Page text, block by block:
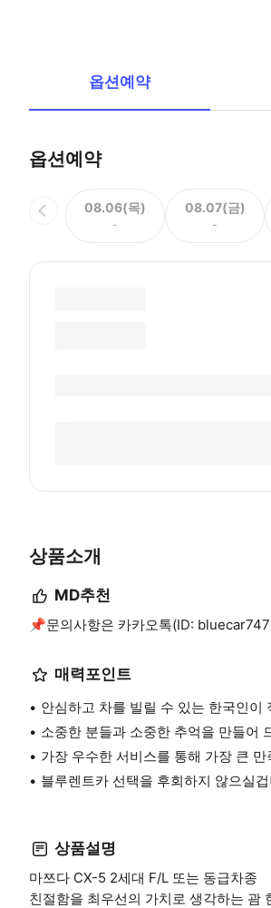
옵션예약
옵션예약
08.06(목)
-
08.07(금)
-
상품소개
MD추천
📌문의사항은 카카오톡(ID:
매력포인트
안심하고 차를 빌릴 수 있는 한국인이
소중한 분들과 소중한 추억을 만들어
가장 우수한 서비스를 통해 가장 큰
블루렌트카 선택을 후회하지 않으실
상품설명
마쯔다 CX-5 2세대 F/L 또는 동급차종
친절함을 최우선의 가치로 생각하는 괌